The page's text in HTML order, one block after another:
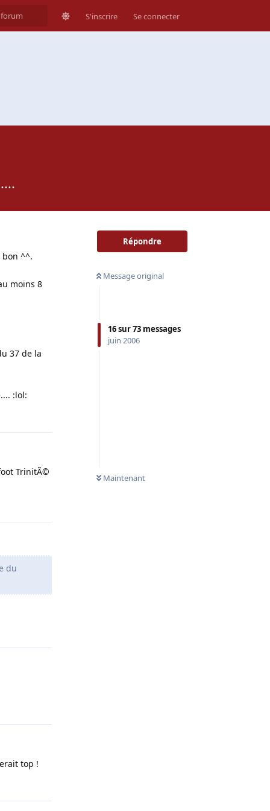
S'inscrire Se connecter
Répondre
Message original
16sur73 messages
juin 2006
Maintenant
bon ^^.
moins 8
37 de la
:lol:
TrinitÃ©
du
top !